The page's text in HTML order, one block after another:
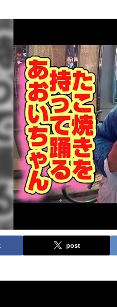
post